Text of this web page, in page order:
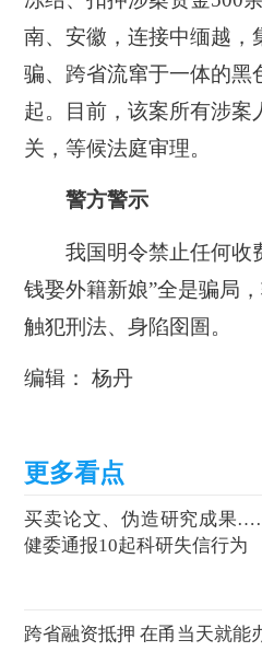
南、安徽，连接中缅越，
骗、跨省流窜于一体的黑
起。目前，该案所有涉案
关，等候法庭审理。
警方警示
我国明令禁止任何收
钱娶外籍新娘”全是骗局
触犯刑法、身陷囹圄。
编辑： 杨丹
买卖论文、伪造研究成果
健委通报10起科研失信行为
跨省融资抵押 在甬当天就能